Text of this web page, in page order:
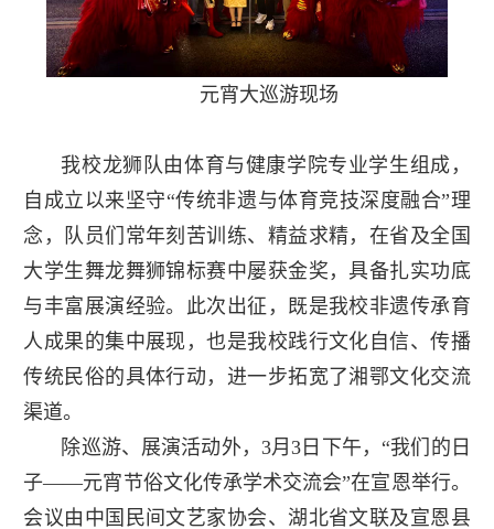
元宵大巡游现场
我校龙狮队由体育与健康学院专业学生组成，
自成立以来坚守“传统非遗与体育竞技深度融合”理
念，队员们常年刻苦训练、精益求精，在省及全国
大学生舞龙舞狮锦标赛中屡获金奖，具备扎实功底
与丰富展演经验。此次出征，既是我校非遗传承育
人成果的集中展现，也是我校践行文化自信、传播
传统民俗的具体行动，进一步拓宽了湘鄂文化交流
渠道。
除巡游、展演活动外，3月3日下午，“我们的日
子——元宵节俗文化传承学术交流会”在宣恩举行。
会议由中国民间文艺家协会、湖北省文联及宣恩县